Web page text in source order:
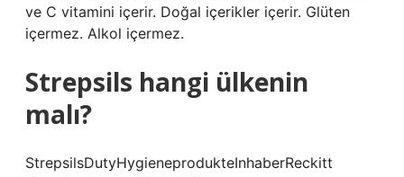
ve C vitamini içerir. Doğal içerikler içerir. Glüten
içermez. Alkol içermez.
Strepsils hangi ülkenin
malı?
StrepsilsDutyHygieneprodukteInhaberReckitt